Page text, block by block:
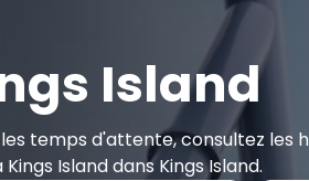
Island
les temps d'attente, consultez les
Kings Island dans Kings Island.